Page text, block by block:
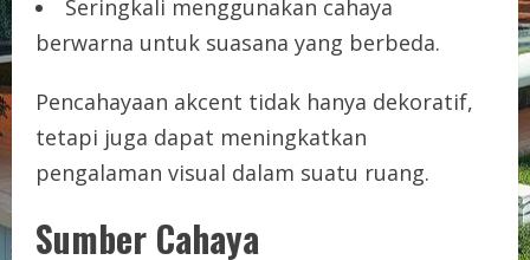
Seringkali menggunakan cahaya
berwarna untuk suasana yang berbeda.
Pencahayaan akcent tidak hanya dekoratif,
tetapi juga dapat meningkatkan
pengalaman visual dalam suatu ruang.
Sumber Cahaya